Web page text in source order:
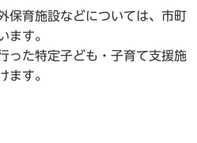
保育施設などについては、市町
ます。
った特定子ども・子育て支援施
ます。